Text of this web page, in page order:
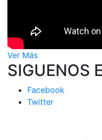
Ver Más
SIGUENOS
Facebook
Twitter